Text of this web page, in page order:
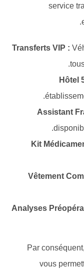
Transferts VIP :
Kit
Vêtement
Analyses
Par
vous